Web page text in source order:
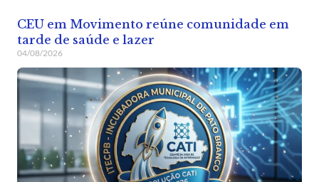
CEU em Movimento reúne comunidade em
tarde de saúde e lazer
04/08/2026